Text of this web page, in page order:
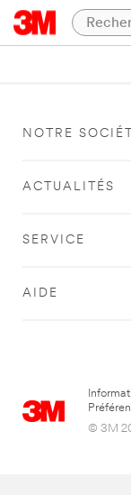
NOTRE
ACTUALITÉS
SERVICE
AIDE
© 3M